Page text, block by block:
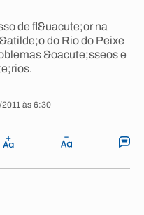
de fl&uacute;or na
do Rio do Peixe
&oacute;sseos e
às 6:30